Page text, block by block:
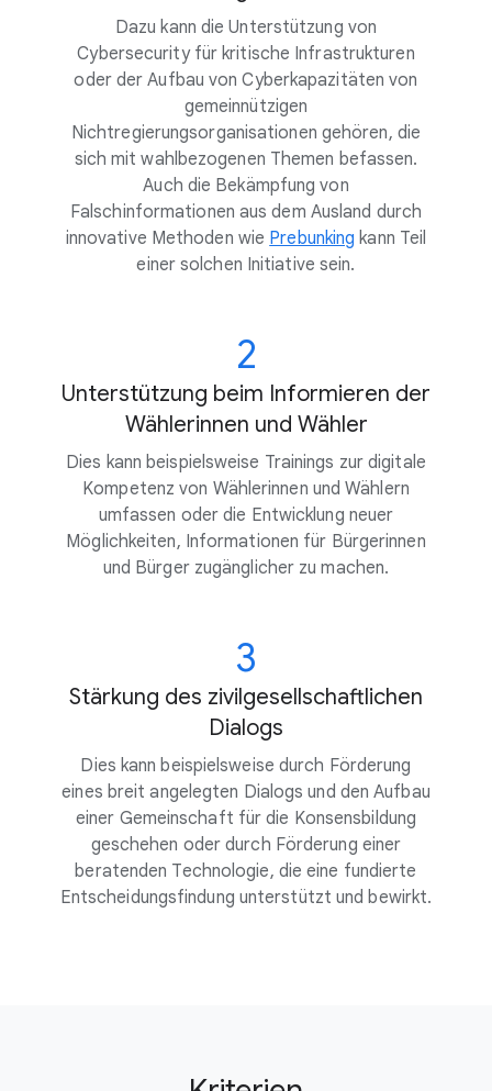
Dazu kann die Unterstützung von
Cybersecurity für kritische Infrastrukturen
oder der Aufbau von Cyberkapazitäten von
gemeinnützigen
Nichtregierungsorganisationen gehören, die
sich mit wahlbezogenen Themen befassen.
Auch die Bekämpfung von
Falschinformationen aus dem Ausland durch
innovative Methoden wie Prebunking kann Teil
einer solchen Initiative sein.
2
Unterstützung beim Informieren der
Wählerinnen und Wähler
Dies kann beispielsweise Trainings zur digitale
Kompetenz von Wählerinnen und Wählern
umfassen oder die Entwicklung neuer
Möglichkeiten, Informationen für Bürgerinnen
und Bürger zugänglicher zu machen.
3
Stärkung des zivilgesellschaftlichen
Dialogs
Dies kann beispielsweise durch Förderung
eines breit angelegten Dialogs und den Aufbau
einer Gemeinschaft für die Konsensbildung
geschehen oder durch Förderung einer
beratenden Technologie, die eine fundierte
Entscheidungsfindung unterstützt und bewirkt.